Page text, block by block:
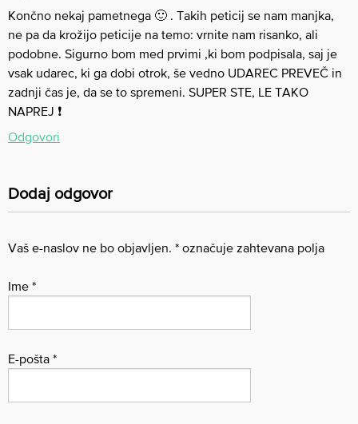
Končno nekaj pametnega 🙂 . Takih peticij se nam manjka,
ne pa da krožijo peticije na temo: vrnite nam risanko, ali
podobne. Sigurno bom med prvimi ,ki bom podpisala, saj je
vsak udarec, ki ga dobi otrok, še vedno UDAREC PREVEČ in
zadnji čas je, da se to spremeni. SUPER STE, LE TAKO
NAPREJ ❗
Odgovori
Dodaj odgovor
Vaš e-naslov ne bo objavljen. * označuje zahtevana polja
Ime *
E-pošta *